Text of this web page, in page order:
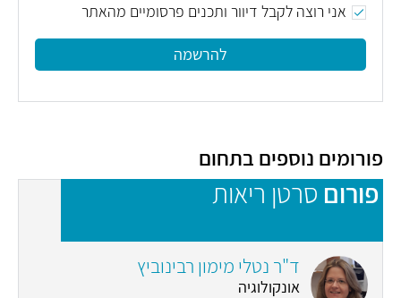
אני רוצה לקבל דיוור ותכנים פרסומיים מהאתר
להרשמה
פורומים נוספים בתחום
פורום סרטן ריאות
ד"ר נטלי מימון רבינוביץ
אונקולוגיה